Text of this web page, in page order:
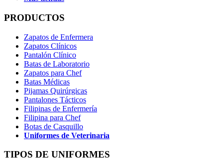
PRODUCTOS
Zapatos de Enfermera
Zapatos Clínicos
Pantalón Clínico
Batas de Laboratorio
Zapatos para Chef
Batas Médicas
Pijamas Quirúrgicas
Pantalones Tácticos
Filipinas de Enfermería
Filipina para Chef
Botas de Casquillo
Uniformes de Veterinaria
TIPOS DE UNIFORMES